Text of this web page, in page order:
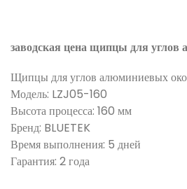
заводская цена щипцы для
Щипцы для углов алюминиевых
Модель: LZJ05-160
Высота процесса: 160 мм
Бренд: BLUETEK
Время выполнения: 5 дней
Гарантия: 2 года